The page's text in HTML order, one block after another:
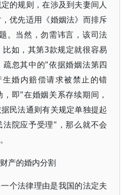
的规则，在涉及到夫妻间人
优先适用《婚姻法》而排斥
。当然，勿需讳言，该司法
如，其第3款规定就很容易
忽其中的"依据婚姻法第四
婚内赔偿请求被禁止的错
即"在婚姻关系存续期间，
民法通则有关规定单独提起
院应予受理"，那么就不会
产的婚内分割
个法律理由是我国的法定夫